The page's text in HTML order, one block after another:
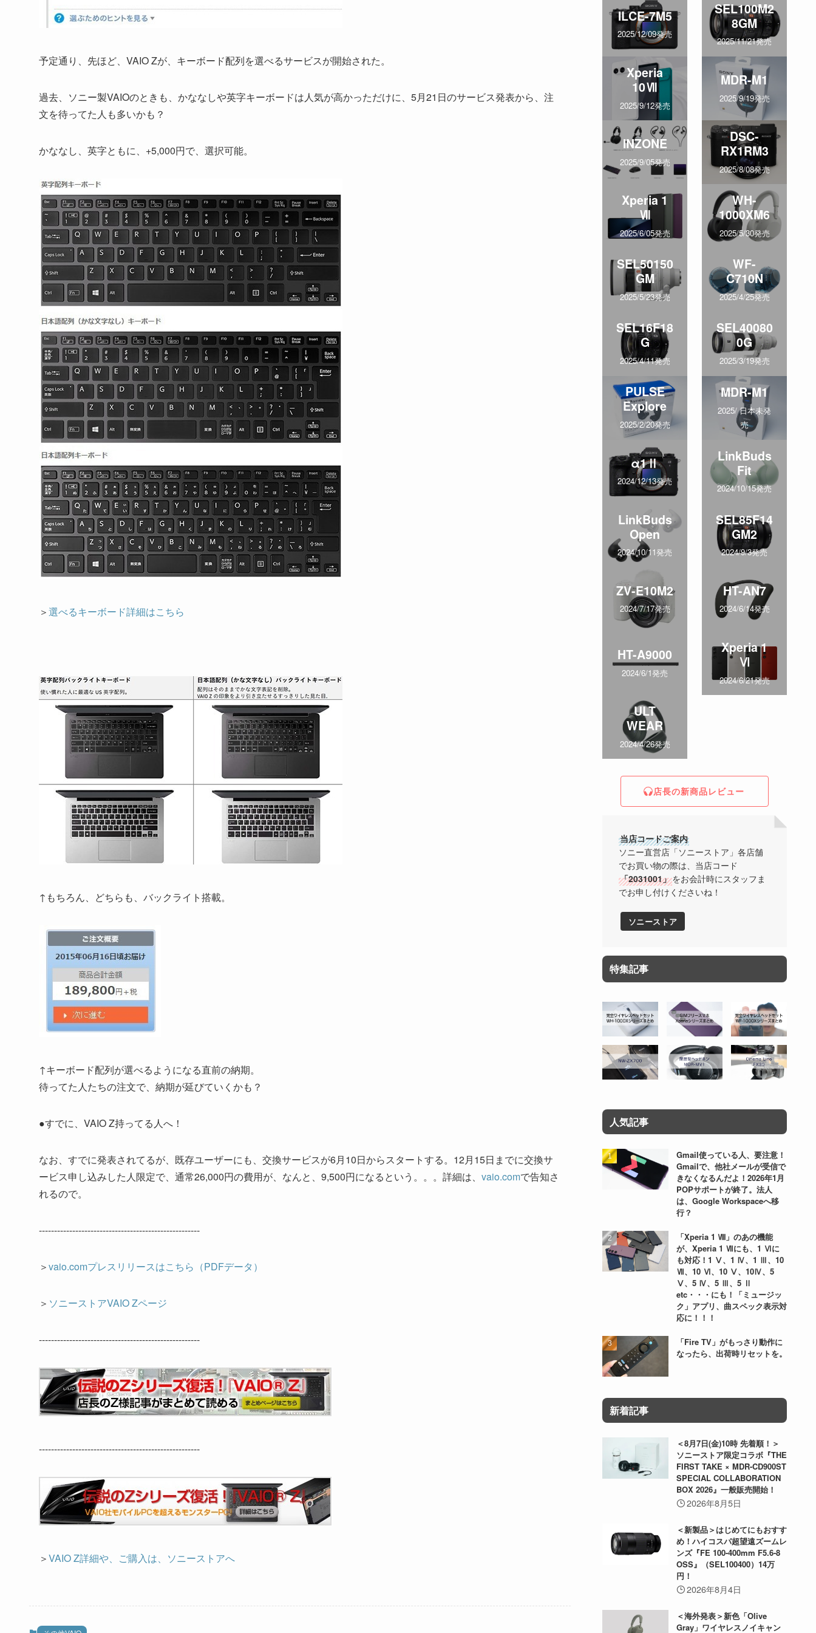
予定通り、先ほど、VAIO Zが、キーボード配列を選べるサービスが開始された。
過去、ソニー製VAIOのときも、かななしや英字キーボードは人気が高かっただけに、5月21日のサービス発表から、注
文を待ってた人も多いかも？
かななし、英字ともに、+5,000円で、選択可能。
＞選べるキーボード詳細はこちら
↑もちろん、どちらも、バックライト搭載。
↑キーボード配列が選べるようになる直前の納期。
待ってた人たちの注文で、納期が延びていくかも？
●すでに、VAIO Z持ってる人へ！
なお、すでに発表されてるが、既存ユーザーにも、交換サービスが6月10日からスタートする。12月15日までに交換サ
ービス申し込みした人限定で、通常26,000円の費用が、なんと、9,500円になるという。。。詳細は、 vaio.comで告知さ
れるので。
-----------------------------------------------------
＞vaio.comプレスリリースはこちら（PDFデータ）
＞ ソニーストアVAIO Zページ
-----------------------------------------------------
-----------------------------------------------------
＞VAIO Z詳細や、ご購入は、ソニーストアへ
ILCE-7M5
2025/12/09発売
SEL100M2
8GM
2025/11/21発売
Xperia
10Ⅶ
2025/9/12発売
MDR-M1
2025/9/19発売
INZONE
2025/9/05発売
DSC-
RX1RM3
2025/8/08発売
Xperia 1
Ⅶ
2025/6/05発売
WH-
1000XM6
2025/5/30発売
SEL50150
GM
2025/5/23発売
WF-
C710N
2025/4/25発売
SEL16F18
G
2025/4/11発売
SEL40080
0G
2025/3/19発売
PULSE
Explore
2025/2/20発売
MDR-M1
2025/ 日本未発
売
α1Ⅱ
2024/12/13発売
LinkBuds
Fit
2024/10/15発売
LinkBuds
Open
2024/10/11発売
SEL85F14
GM2
2024/9/3発売
ZV-E10M2
2024/7/17発売
HT-AN7
2024/6/14発売
HT-A9000
2024/6/1発売
Xperia 1
Ⅵ
2024/6/21発売
ULT
WEAR
2024/4/26発売
店長の新商品レビュー
当店コードご案内
ソニー直営店「ソニーストア」各店舗
でお買い物の際は、当店コード
「2031001」をお会計時にスタッフま
でお申し付けくださいね！
ソニーストア
特集記事
人気記事
Gmail使っている人、要注意！
Gmailで、他社メールが受信で
きなくなるんだよ！2026年1月
POPサポートが終了。法人
は、Google Workspaceへ移
行？
「Xperia 1 Ⅷ」のあの機能
が、Xperia 1 Ⅶにも、1 Ⅵに
も対応！1 Ⅴ、1 Ⅳ、1 Ⅲ、10
Ⅶ、10 Ⅵ、10 Ⅴ、10Ⅳ、5
Ⅴ、5 Ⅳ、5 Ⅲ、5 Ⅱ
etc・・・にも！「ミュージッ
ク」アプリ、曲スペック表示対
応に！！！
「Fire TV」がもっさり動作に
なったら、出荷時リセットを。
新着記事
＜8月7日(金)10時 先着順！＞
ソニーストア限定コラボ『THE
FIRST TAKE × MDR-CD900ST
SPECIAL COLLABORATION
BOX 2026』一般販売開始！
2026年8月5日
＜新製品＞はじめてにもおすす
め！ハイコスパ超望遠ズームレ
ンズ『FE 100-400mm F5.6-8
OSS』（SEL100400）14万
円！
2026年8月4日
＜海外発表＞新色「Olive
Gray」ワイヤレスノイキャン